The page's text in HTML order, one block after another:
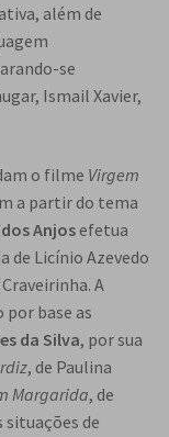
além de
se
Ismail Xavier,
o filme Virgem
a partir do tema
Anjos efetua
de Licínio Azevedo
A
base as
da Silva, por sua
, de Paulina
Margarida, de
situações de